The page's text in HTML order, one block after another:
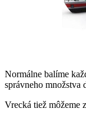
Normálne balíme
správneho
Vrecká tiež môžeme